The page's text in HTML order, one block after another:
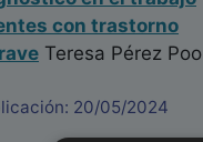
con trastorno
Teresa Pérez Poo
20/05/2024